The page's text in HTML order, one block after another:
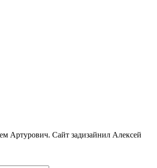
Артурович. Сайт задизайнил Алексей